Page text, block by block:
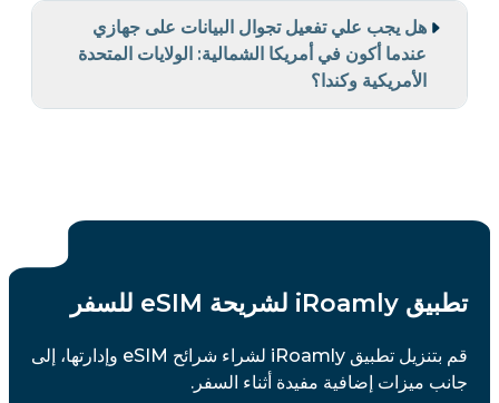
هل يجب علي تفعيل تجوال البيانات على جهازي
عندما أكون في أمريكا الشمالية: الولايات المتحدة
الأمريكية وكندا؟
تطبيق iRoamly لشريحة eSIM للسفر
قم بتنزيل تطبيق iRoamly لشراء شرائح eSIM وإدارتها، إلى
جانب ميزات إضافية مفيدة أثناء السفر.